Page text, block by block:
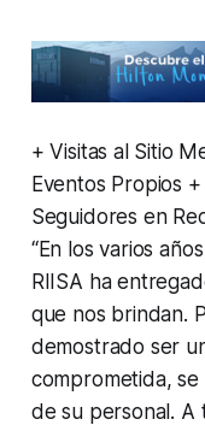
+ Visitas al Sitio
Eventos Propios
Seguidores en
“En los varios
RIISA ha
que nos brindan.
demostrado ser
comprometida, se
de su personal. A